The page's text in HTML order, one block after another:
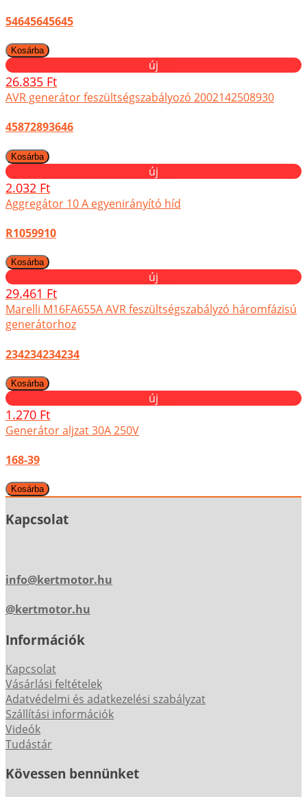
54645645645
új
26.835 Ft
AVR generátor feszültségszabályozó 2002142508930
45872893646
új
2.032 Ft
Aggregátor 10 A egyenirányító híd
R1059910
új
29.461 Ft
Marelli M16FA655A AVR feszültségszabályzó háromfázisú
generátorhoz
234234234234
új
1.270 Ft
Generátor aljzat 30A 250V
168-39
Kapcsolat
info@kertmotor.hu
@kertmotor.hu
Információk
Kapcsolat
Vásárlási feltételek
Adatvédelmi és adatkezelési szabályzat
Szállítási információk
Videók
Tudástár
Kövessen bennünket